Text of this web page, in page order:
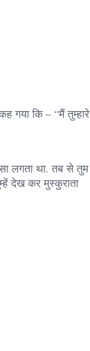
गया कि – “मैं तुम्हारे
लगता था. तब से तुम
देख कर मुस्कुराता